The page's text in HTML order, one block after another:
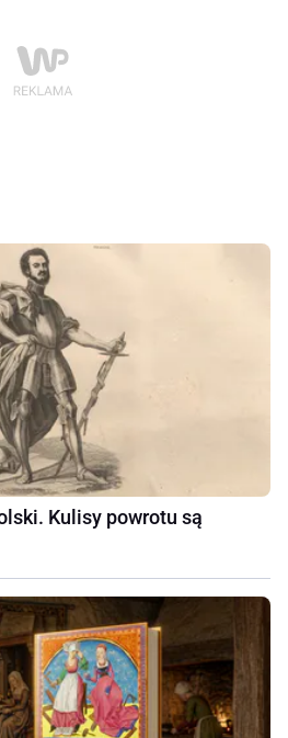
Kulisy powrotu są